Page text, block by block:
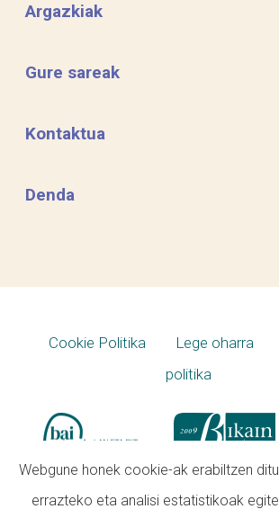
Argazkiak
Gure sareak
Kontaktua
Denda
Cookie Politika Lege oharra
politika
Webgune honek cookie-ak erabiltzen
errazteko eta analisi estatistikoak